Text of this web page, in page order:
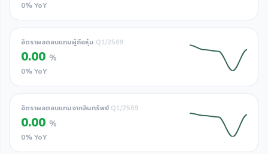
0% YoY
อัตราผลตอบแทนผู้ถือหุ้น Q1/2569
0.00 %
0% YoY
อัตราผลตอบแทนจากสินทรัพย์ Q1/2569
0.00 %
0% YoY